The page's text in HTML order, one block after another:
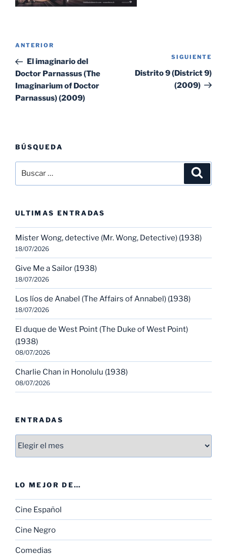
Navegación
entradas
Entrada
anterior:
ANTERIOR
El imaginario del
Doctor Parnassus (The
Imaginarium of Doctor
Parnassus) (2009)
SIGUIENTE
Distrito 9 (District 9)
(2009)
BÚSQUEDA
por:
ULTIMAS ENTRADAS
Mister Wong, detective (Mr. Wong, Detective) (1938)
18/07/2026
Give Me a Sailor (1938)
18/07/2026
Los líos de Anabel (The Affairs of Annabel) (1938)
18/07/2026
El duque de West Point (The Duke of West Point)
(1938)
08/07/2026
Charlie Chan in Honolulu (1938)
08/07/2026
ENTRADAS
Entradas
LO MEJOR DE…
Cine Español
Cine Negro
Comedias